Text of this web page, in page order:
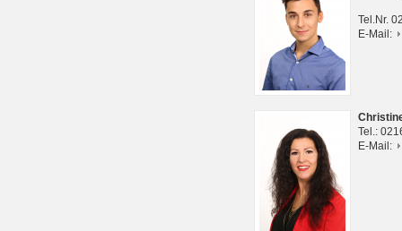
Tel.Nr.
E-Mail:
Tel.:
E-Mail: